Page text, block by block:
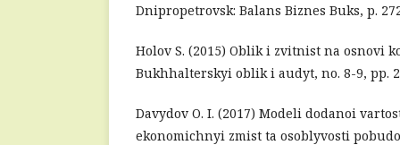
Dnipropetrovsk: Balans Biznes Buks, p.
Holov S. (2015) Oblik i zvitnist na osnovi
Bukhhalterskyi oblik i audyt, no. 8-9, pp.
Davydov O. I. (2017) Modeli dodanoi
ekonomichnyi zmist ta osoblyvosti